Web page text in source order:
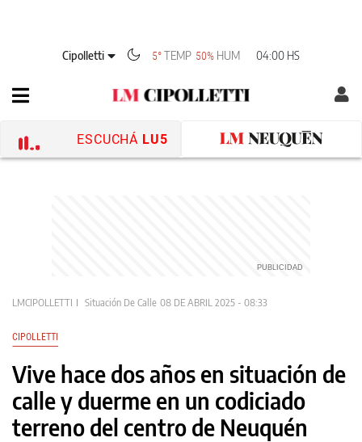
Cipolletti 5°TEMP 50% HUM 04:00 HS
ESCUCHÁ LU5
LMCIPOLLETTI Situación De Calle 08 DE ABRIL 2025 - 08:33
CIPOLLETTI
Vive hace dos años en situación de
calle y duerme en un codiciado
terreno del centro de Neuquén